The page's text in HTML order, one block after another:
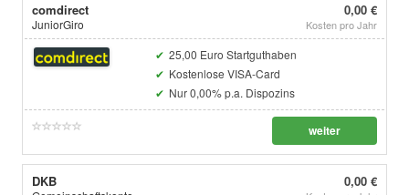
comdirect
JuniorGiro
0,00 €
Kosten pro Jahr
25,00 Euro Startguthaben
Kostenlose VISA-Card
Nur 0,00% p.a. Dispozins
weiter
DKB 0,00 €